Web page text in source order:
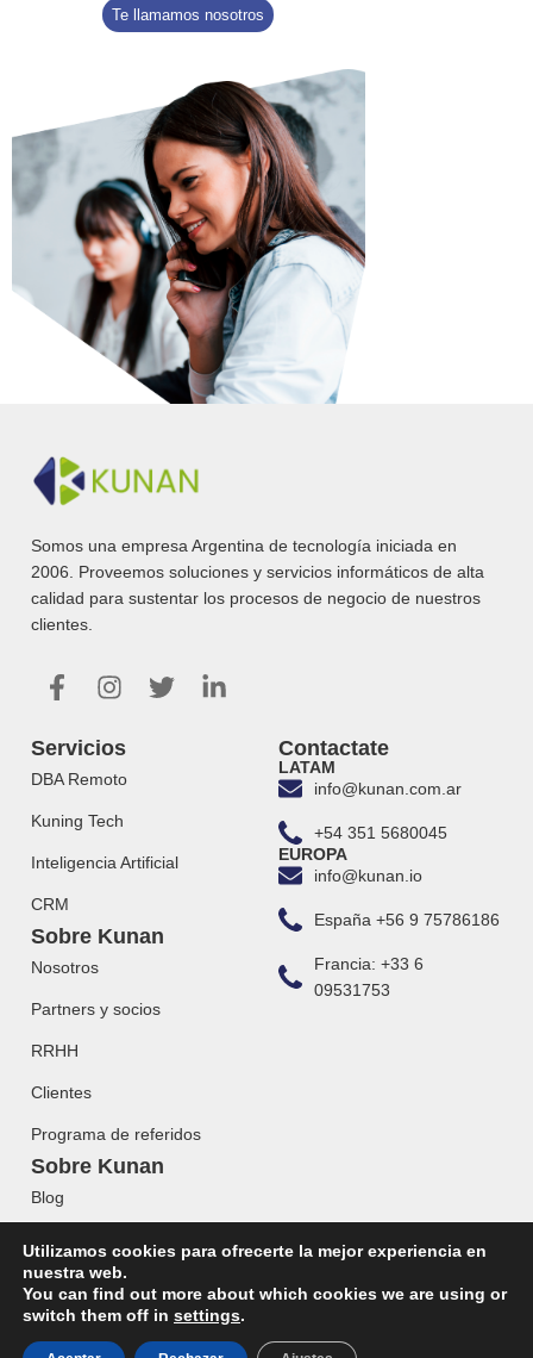
Te llamamos nosotros
Somos una empresa Argentina de tecnología iniciada en
2006. Proveemos soluciones y servicios informáticos de alta
calidad para sustentar los procesos de negocio de nuestros
clientes.
Servicios
DBA Remoto
Kuning Tech
Inteligencia Artificial
CRM
Sobre Kunan
Nosotros
Partners y socios
RRHH
Clientes
Programa de referidos
Sobre Kunan
Blog
Contactate
LATAM
info@kunan.com.ar
+54 351 5680045
EUROPA
info@kunan.io
España +56 9 75786186
Francia: +33 6
09531753
© 2023 KUNAN. Todos los derechos reservados.
Utilizamos cookies para ofrecerte la mejor experiencia en
nuestra web.
You can find out more about which cookies we are using or
switch them off in settings.